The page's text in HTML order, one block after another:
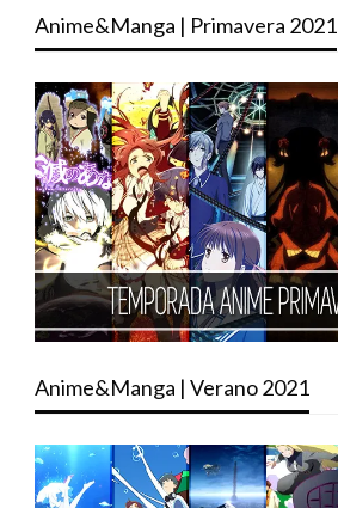
Anime&Manga | Primavera 2021
Anime&Manga | Verano 2021